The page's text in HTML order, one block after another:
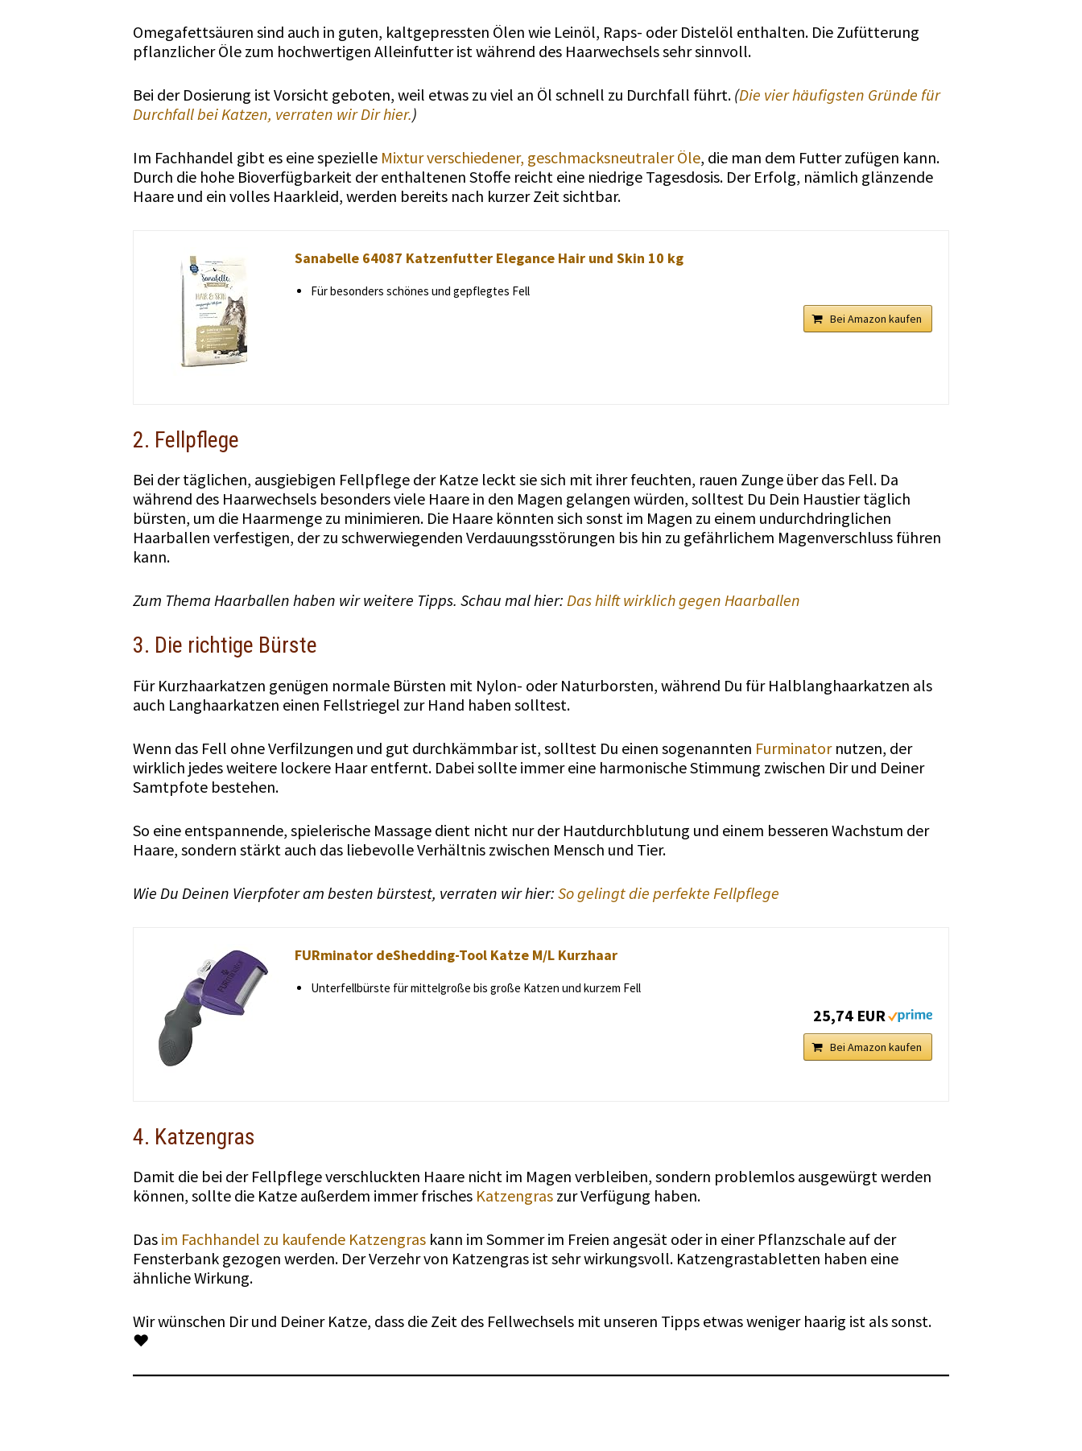
Omegafettsäuren sind auch in guten, kaltgepressten Ölen wie Leinöl, Raps- oder Distelöl enthalten. Die Zufütterung
pflanzlicher Öle zum hochwertigen Alleinfutter ist während des Haarwechsels sehr sinnvoll.
Bei der Dosierung ist Vorsicht geboten, weil etwas zu viel an Öl schnell zu Durchfall führt. (Die vier häufigsten Gründe für
Durchfall bei Katzen, verraten wir Dir hier.)
Im Fachhandel gibt es eine spezielle Mixtur verschiedener, geschmacksneutraler Öle, die man dem Futter zufügen kann.
Durch die hohe Bioverfügbarkeit der enthaltenen Stoffe reicht eine niedrige Tagesdosis. Der Erfolg, nämlich glänzende
Haare und ein volles Haarkleid, werden bereits nach kurzer Zeit sichtbar.
Sanabelle 64087 Katzenfutter Elegance Hair und Skin 10 kg
Für besonders schönes und gepflegtes Fell
Bei Amazon kaufen
2. Fellpflege
Bei der täglichen, ausgiebigen Fellpflege der Katze leckt sie sich mit ihrer feuchten, rauen Zunge über das Fell. Da
während des Haarwechsels besonders viele Haare in den Magen gelangen würden, solltest Du Dein Haustier täglich
bürsten, um die Haarmenge zu minimieren. Die Haare könnten sich sonst im Magen zu einem undurchdringlichen
Haarballen verfestigen, der zu schwerwiegenden Verdauungsstörungen bis hin zu gefährlichem Magenverschluss führen
kann.
Zum Thema Haarballen haben wir weitere Tipps. Schau mal hier:Das hilft wirklich gegen Haarballen
3. Die richtige Bürste
Für Kurzhaarkatzen genügen normale Bürsten mit Nylon- oder Naturborsten, während Du für Halblanghaarkatzen als
auch Langhaarkatzen einen Fellstriegel zur Hand haben solltest.
Wenn das Fell ohne Verfilzungen und gut durchkämmbar ist, solltest Du einen sogenannten Furminatornutzen, der
wirklich jedes weitere lockere Haar entfernt. Dabei sollte immer eine harmonische Stimmung zwischen Dir und Deiner
Samtpfote bestehen.
So eine entspannende, spielerische Massage dient nicht nur der Hautdurchblutung und einem besseren Wachstum der
Haare, sondern stärkt auch das liebevolle Verhältnis zwischen Mensch und Tier.
Wie Du Deinen Vierpfoter am besten bürstest, verraten wir hier:So gelingt die perfekte Fellpflege
FURminator deShedding-Tool Katze M/L Kurzhaar
Unterfellbürste für mittelgroße bis große Katzen und kurzem Fell
25,74 EUR
Bei Amazon kaufen
4. Katzengras
Damit die bei der Fellpflege verschluckten Haare nicht im Magen verbleiben, sondern problemlos ausgewürgt werden
können, sollte die Katze außerdem immer frisches Katzengras zur Verfügung haben.
Das im Fachhandel zu kaufende Katzengras kann im Sommer im Freien angesät oder in einer Pflanzschale auf der
Fensterbank gezogen werden. Der Verzehr von Katzengras ist sehr wirkungsvoll. Katzengrastabletten haben eine
ähnliche Wirkung.
Wir wünschen Dir und Deiner Katze, dass die Zeit des Fellwechsels mit unseren Tipps etwas weniger haarig ist als sonst.
♥